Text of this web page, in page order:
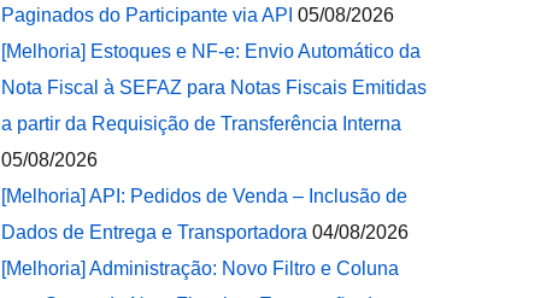
Paginados do Participante via API 05/08/2026
[Melhoria] Estoques e NF-e: Envio Automático da
Nota Fiscal à SEFAZ para Notas Fiscais Emitidas
a partir da Requisição de Transferência Interna
05/08/2026
[Melhoria] API: Pedidos de Venda – Inclusão de
Dados de Entrega e Transportadora 04/08/2026
[Melhoria] Administração: Novo Filtro e Coluna